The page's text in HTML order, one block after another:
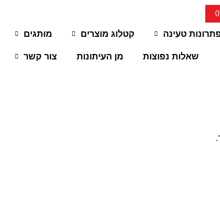
טעינה קטלוג מוצרים מותגים
שאלות נפוצות מן העיתונות צור קשר